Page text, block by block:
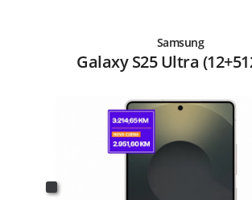
Samsung
Galaxy S25 Ultra